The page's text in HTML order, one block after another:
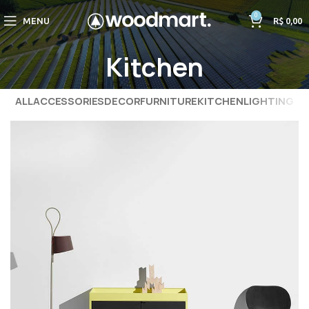
MENU
0
R$0,00
Kitchen
ALLACCESSORIESDECORFURNITUREKITCHENLIGHTING